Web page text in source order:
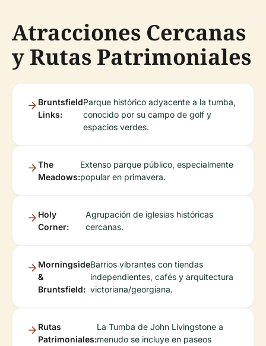
Atracciones Cercanas
y Rutas Patrimoniales
Bruntsfield
Links:
Parque histórico adyacente a la tumba,
conocido por su campo de golf y
espacios verdes.
The
Meadows:
Extenso parque público, especialmente
popular en primavera.
Holy
Corner:
Agrupación de iglesias históricas
cercanas.
Morningside
&
Bruntsfield:
Barrios vibrantes con tiendas
independientes, cafés y arquitectura
victoriana/georgiana.
Rutas
Patrimoniales:
La Tumba de John Livingstone a
menudo se incluye en paseos